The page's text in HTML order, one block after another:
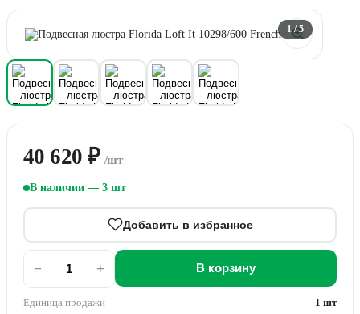
1/ 5
40 620 ₽ /шт
В наличии — 3 шт
Добавить в избранное
− + В корзину
Единица продажи 1 шт